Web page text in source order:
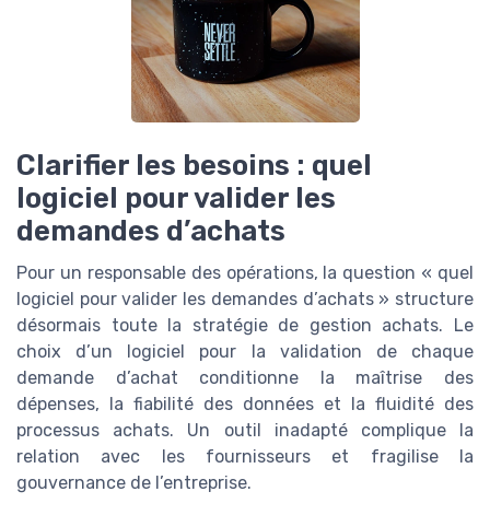
Clarifier les besoins : quel
logiciel pour valider les
demandes d’achats
Pour un responsable des opérations, la question « quel
logiciel pour valider les demandes d’achats » structure
désormais toute la stratégie de gestion achats. Le
choix d’un logiciel pour la validation de chaque
demande d’achat conditionne la maîtrise des
dépenses, la fiabilité des données et la fluidité des
processus achats. Un outil inadapté complique la
relation avec les fournisseurs et fragilise la
gouvernance de l’entreprise.